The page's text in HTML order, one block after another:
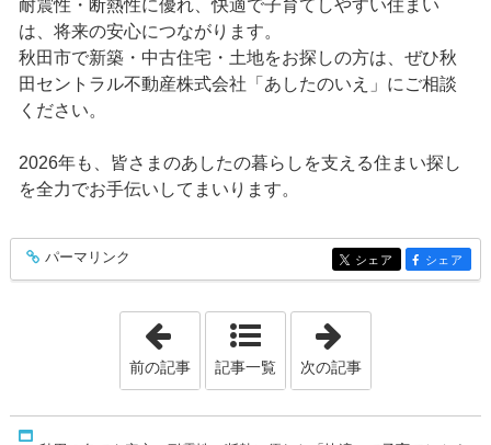
耐震性・断熱性に優れ、快適で子育てしやすい住まい
は、将来の安心につながります。
秋田市で新築・中古住宅・土地をお探しの方は、ぜひ秋
田セントラル不動産株式会社「あしたのいえ」にご相談
ください。
2026年も、皆さまのあしたの暮らしを支える住まい探し
を全力でお手伝いしてまいります。
entry548
パーマリンク entry548
シェア entry548
シェア
「新年のご挨拶」
前の記事 記事一覧 次の記事